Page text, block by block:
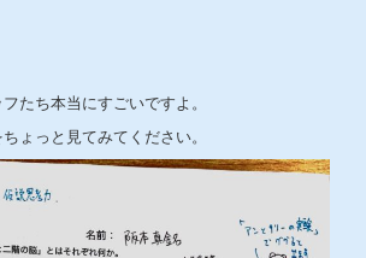
たち本当にすごいですよ。
ょっと見てみてください。